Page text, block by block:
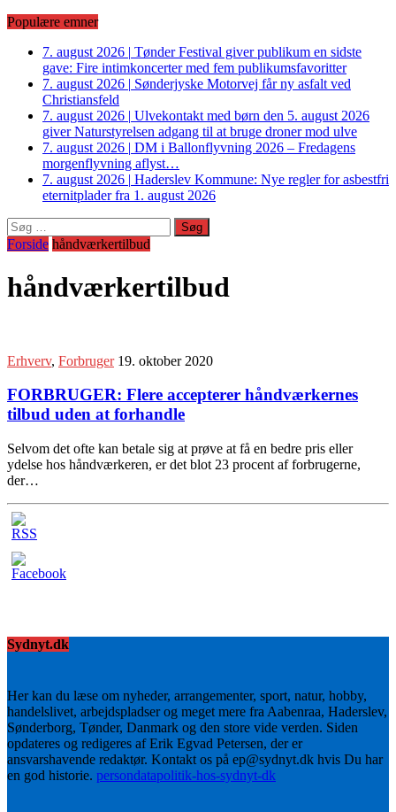
Populære emner
7. august 2026 | Tønder Festival giver publikum en sidste
gave: Fire intimkoncerter med fem publikumsfavoritter
7. august 2026 | Sønderjyske Motorvej får ny asfalt ved
Christiansfeld
7. august 2026 | Ulvekontakt med børn den 5. august 2026
giver Naturstyrelsen adgang til at bruge droner mod ulve
7. august 2026 | DM i Ballonflyvning 2026 – Fredagens
morgenflyvning aflyst…
7. august 2026 | Haderslev Kommune: Nye regler for asbestfri
eternitplader fra 1. august 2026
Søg
efter:
Forside håndværkertilbud
håndværkertilbud
Erhverv, Forbruger 19. oktober 2020
FORBRUGER: Flere accepterer håndværkernes
tilbud uden at forhandle
Selvom det ofte kan betale sig at prøve at få en bedre pris eller
ydelse hos håndværkeren, er det blot 23 procent af forbrugerne,
der…
Sydnyt.dk
Her kan du læse om nyheder, arrangementer, sport, natur, hobby,
handelslivet, arbejdspladser og meget mere fra Aabenraa, Haderslev,
Sønderborg, Tønder, Danmark og den store vide verden. Siden
opdateres og redigeres af Erik Egvad Petersen, der er
ansvarshavende redaktør. Kontakt os på ep@sydnyt.dk hvis Du har
en god historie. persondatapolitik-hos-sydnyt-dk